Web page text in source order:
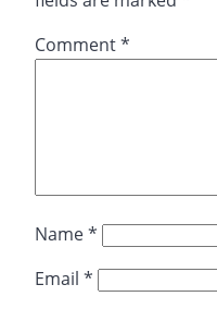
Comment*
Name*
Email *